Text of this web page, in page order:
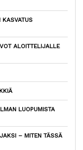
KASVATUS
ALOITTELIJALLE
LUOPUMISTA
– MITEN TÄSSÄ